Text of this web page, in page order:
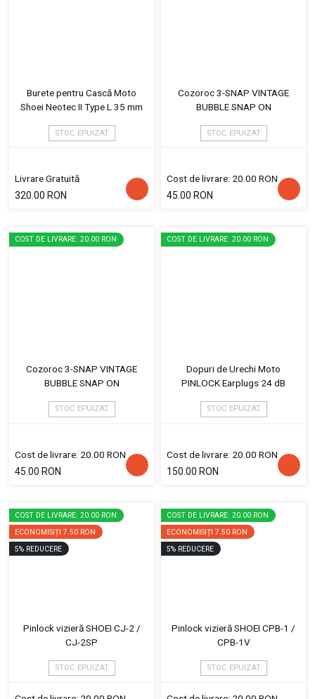
Burete pentru Cască Moto
Shoei Neotec II Type L 35 mm
STOC EPUIZAT
Livrare Gratuită
320.00 RON
Cozoroc 3-SNAP VINTAGE
BUBBLE SNAP ON
STOC EPUIZAT
Cost de livrare: 20.00 RON
45.00 RON
COST DE LIVRARE: 20.00 RON
Cozoroc 3-SNAP VINTAGE
BUBBLE SNAP ON
STOC EPUIZAT
Cost de livrare: 20.00 RON
45.00 RON
COST DE LIVRARE: 20.00 RON
Dopuri de Urechi Moto
PINLOCK Earplugs 24 dB
STOC EPUIZAT
Cost de livrare: 20.00 RON
150.00 RON
COST DE LIVRARE: 20.00 RON
ECONOMISIȚI 7.50 RON
5% REDUCERE
Pinlock vizieră SHOEI CJ-2 /
CJ-2SP
STOC EPUIZAT
COST DE LIVRARE: 20.00 RON
ECONOMISIȚI 7.50 RON
5% REDUCERE
Pinlock vizieră SHOEI CPB-1 /
CPB-1V
STOC EPUIZAT